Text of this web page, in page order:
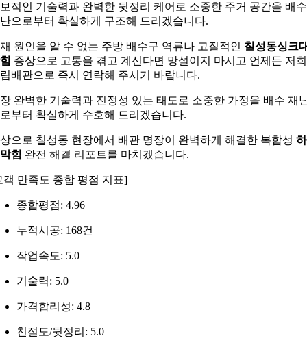
적인 기술력과 완벽한 뒷정리 케어로 소중한 주거 공간을 배수
으로부터 확실하게 구조해 드리겠습니다.
원인을 알 수 없는 주방 배수구 역류나 고질적인 칠성동싱크
증상으로 고통을 겪고 계신다면 망설이지 마시고 언제든 저희
배관으로 즉시 연락해 주시기 바랍니다.
완벽한 기술력과 진정성 있는 태도로 소중한 가정을 배수 재
부터 확실하게 수호해 드리겠습니다.
으로 칠성동 현장에서 배관 명장이 완벽하게 해결한 복합성
힘 완전 해결 리포트를 마치겠습니다.
객 만족도 종합 평점 지표]
종합평점: 4.96
누적시공: 168건
작업속도: 5.0
기술력: 5.0
가격합리성: 4.8
친절도/뒷정리: 5.0